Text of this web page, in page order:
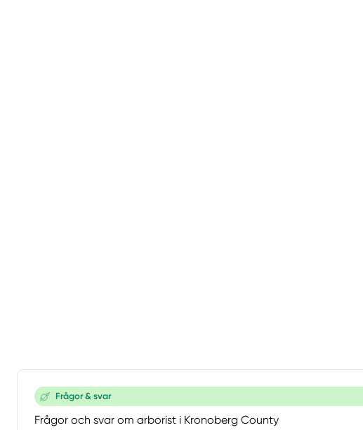
Frågor & svar
Frågor och svar om arborist i Kronoberg County